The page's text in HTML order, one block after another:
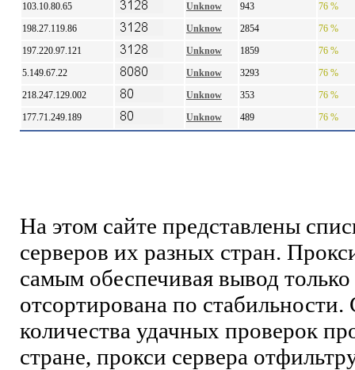
103.10.80.65
Unknow 943
76 %
198.27.119.86
Unknow 2854
76 %
197.220.97.121
Unknow 1859
76 %
5.149.67.22
Unknow 3293
76 %
218.247.129.002
Unknow 353
76 %
177.71.249.189
Unknow 489 76 %
На этом сайте представлены
серверов их разных стран.
самым обеспечивая вывод
отсортирована по стабильности.
количества удачных проверок
стране, прокси сервера